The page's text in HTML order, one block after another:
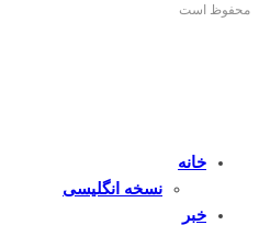
محفوظ است
خانه
نسخه انگلیسی
خبر